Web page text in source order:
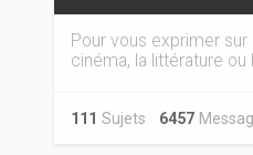
Pour vous exprimer sur
cinéma, la littérature ou
111 Sujets 6457